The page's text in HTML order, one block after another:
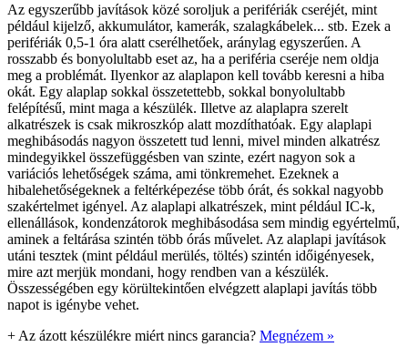
Az egyszerűbb javítások közé soroljuk a perifériák cseréjét, mint
például kijelző, akkumulátor, kamerák, szalagkábelek... stb. Ezek a
perifériák 0,5-1 óra alatt cserélhetőek, aránylag egyszerűen. A
rosszabb és bonyolultabb eset az, ha a periféria cseréje nem oldja
meg a problémát. Ilyenkor az alaplapon kell tovább keresni a hiba
okát. Egy alaplap sokkal összetettebb, sokkal bonyolultabb
felépítésű, mint maga a készülék. Illetve az alaplapra szerelt
alkatrészek is csak mikroszkóp alatt mozdíthatóak. Egy alaplapi
meghibásodás nagyon összetett tud lenni, mivel minden alkatrész
mindegyikkel összefüggésben van szinte, ezért nagyon sok a
variációs lehetőségek száma, ami tönkremehet. Ezeknek a
hibalehetőségeknek a feltérképezése több órát, és sokkal nagyobb
szakértelmet igényel. Az alaplapi alkatrészek, mint például IC-k,
ellenállások, kondenzátorok meghibásodása sem mindig egyértelmű,
aminek a feltárása szintén több órás művelet. Az alaplapi javítások
utáni tesztek (mint például merülés, töltés) szintén időigényesek,
mire azt merjük mondani, hogy rendben van a készülék.
Összességében egy körültekintően elvégzett alaplapi javítás több
napot is igénybe vehet.
+ Az ázott készülékre miért nincs garancia? Megnézem »